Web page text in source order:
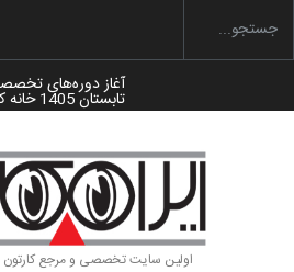
آغاز دوره‌های
تابستان 1405 خانه کا…
گزارش تصویری آیین
اهدای جوایز سوم…
۲۰۲۶)
اولین سایت تخصصی و مرجع کارتون و